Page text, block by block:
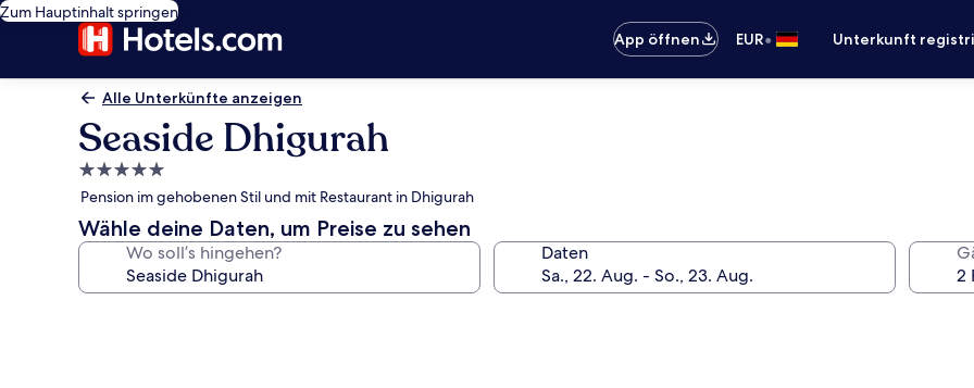
Zum Hauptinhalt springen
App öffnen
EUR• Unterkunft
Alle Unterkünfte anzeigen
Seaside Dhigurah
5.0-
Sterne-
Unterkunft
Pension im gehobenen Stil und mit Restaurant in Dhigurah
Wähle deine Daten, um Preise zu sehen
Wo soll’s hingehen? Daten